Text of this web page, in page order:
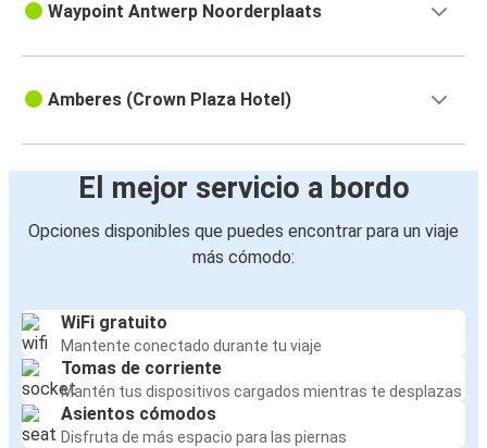
Waypoint Antwerp Noorderplaats
Amberes (Crown Plaza Hotel)
El mejor servicio a bordo
Opciones disponibles que puedes encontrar para un viaje
más cómodo:
WiFi gratuito
Mantente conectado durante tu viaje
Tomas de corriente
Mantén tus dispositivos cargados mientras te desplazas
Asientos cómodos
Disfruta de más espacio para las piernas